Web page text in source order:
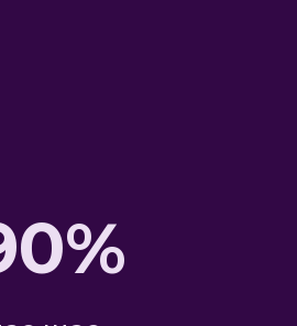
ТЗ и
концепции до